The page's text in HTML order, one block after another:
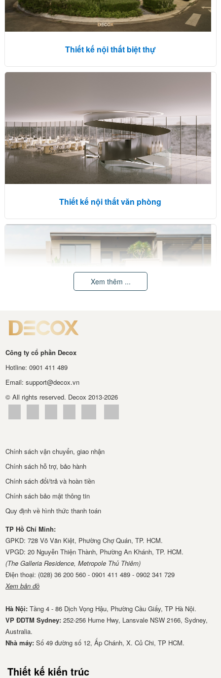
Thiết kế nội thất biệt thự
Thiết kế nội thất văn phòng
Thiết kế nội thất nhà phố
Thiết kế nội thất chung cư
Xem thêm ...
Công ty cổ phần Decox
Hotline: 0901 411 489
Email: support@decox.vn
© All rights reserved. Decox 2013-2026
Chính sách vận chuyển, giao nhận
Chính sách hỗ trợ, bảo hành
Chính sách đổi/trả và hoàn tiền
Chính sách bảo mật thông tin
Quy định về hình thức thanh toán
TP Hồ Chí Minh:
GPKD: 728 Võ Văn Kiệt, Phường Chợ Quán, TP. HCM.
VPGD: 20 Nguyễn Thiện Thành, Phường An Khánh, TP. HCM.
(The Galleria Residence, Metropole Thủ Thiêm)
Điện thoại: (028) 36 200 560 - 0901 411 489 - 0902 341 729
Xem bản đồ
Hà Nội:Tầng 4 - 86 Dịch Vọng Hậu, Phường Cầu Giấy, TP Hà Nội.
VP ĐDTM Sydney: 252-256 Hume Hwy, Lansvale NSW 2166, Sydney,
Australia.
Nhà má​y: Số 49 đường số 12, Ấp Chánh, X. Củ Chi, TP HCM.
Thiết kế kiến trúc